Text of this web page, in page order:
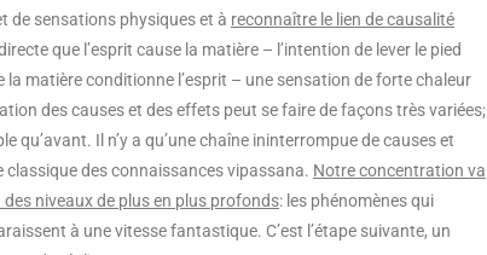
de sensations physiques et à reconnaître le lien de causalité
que l’esprit cause la matière – l’intention de lever le pied
matière conditionne l’esprit – une sensation de forte chaleur
des causes et des effets peut se faire de façons très variées;
qu’avant. Il n’y a qu’une chaîne ininterrompue de causes et
classique des connaissances vipassana. Notre concentration va
niveaux de plus en plus profonds: les phénomènes qui
à une vitesse fantastique. C’est l’étape suivante, un